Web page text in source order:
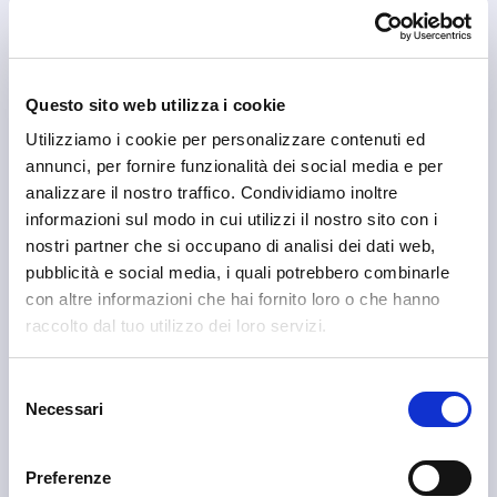
Questo sito web utilizza i cookie
Utilizziamo i cookie per personalizzare contenuti ed
annunci, per fornire funzionalità dei social media e per
analizzare il nostro traffico. Condividiamo inoltre
informazioni sul modo in cui utilizzi il nostro sito con i
nostri partner che si occupano di analisi dei dati web,
pubblicità e social media, i quali potrebbero combinarle
con altre informazioni che hai fornito loro o che hanno
raccolto dal tuo utilizzo dei loro servizi.
delNecessari
Preferenze
Livigno
Graficando